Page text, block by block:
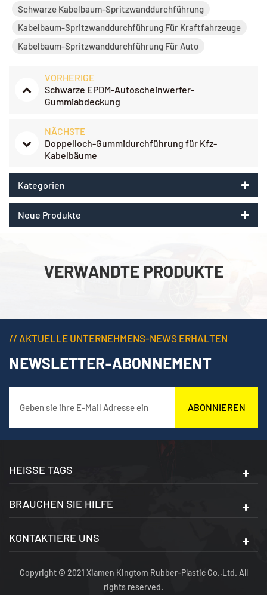
Schwarze Kabelbaum-Spritzwanddurchführung
Kabelbaum-Spritzwanddurchführung Für Kraftfahrzeuge
Kabelbaum-Spritzwanddurchführung Für Auto
VORHERIGE
Schwarze EPDM-Autoscheinwerfer-
Gummiabdeckung
NÄCHSTE
Doppelloch-Gummidurchführung für Kfz-
Kabelbäume
Kategorien
Neue Produkte
VERWANDTE PRODUKTE
// AKTUELLE UNTERNEHMENS-NEWS ERHALTEN
NEWSLETTER-ABONNEMENT
ABONNIEREN
HEISSE TAGS
BRAUCHEN SIE HILFE
KONTAKTIERE UNS
Copyright © 2021 Xiamen Kingtom Rubber-Plastic Co.,Ltd. All
rights reserved.